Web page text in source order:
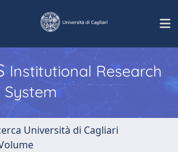
Institutional Research
Università di Cagliari